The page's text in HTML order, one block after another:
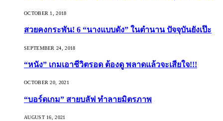
OCTOBER 1, 2018
สวยคงกระพัน! 6 “นางแบบดัง” ในตำนาน ปัจจุบันยังเป๊ะ
SEPTEMBER 24, 2018
“หนัง” เกมเอาชีวิตรอด ต้องดู พลาดแล้วจะเสียใจ!!!
OCTOBER 20, 2021
“บอร์ดเกม” สายบลัฟ ทำลายมิตรภาพ
AUGUST 16, 2021